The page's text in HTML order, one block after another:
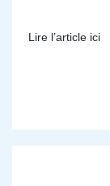
Lire l’article ici